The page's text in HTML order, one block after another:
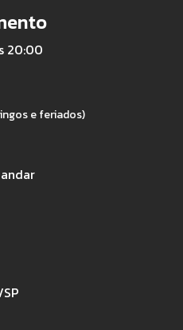
20:00
e feriados)
andar